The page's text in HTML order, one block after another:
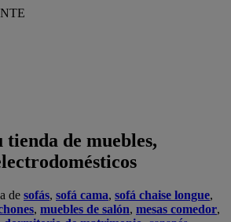
de muebles,
de sofás, sofá cama, sofá chaise longue,
, muebles de salón, mesas comedor,